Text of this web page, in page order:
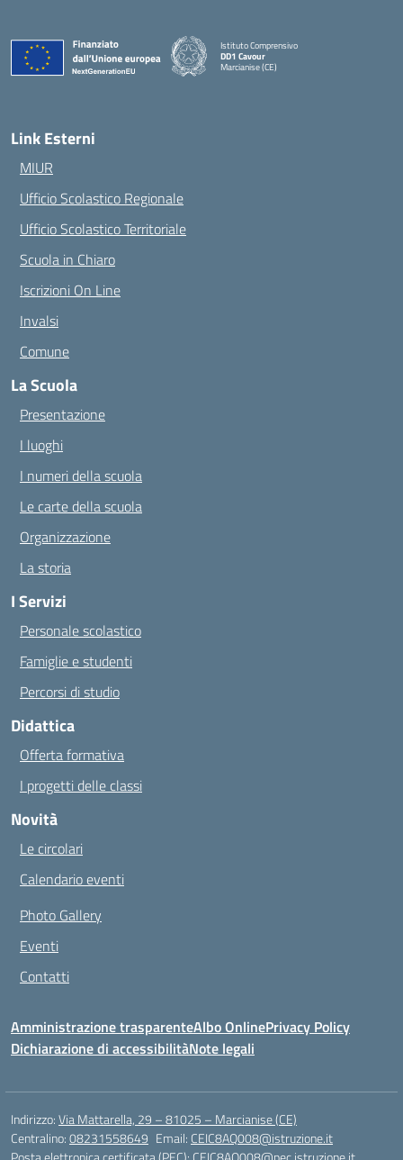
Istituto Comprensivo
DD1 Cavour
Marcianise (CE)
Link Esterni
MIUR
Ufficio Scolastico Regionale
Ufficio Scolastico Territoriale
Scuola in Chiaro
Iscrizioni On Line
Invalsi
Comune
La Scuola
Presentazione
I luoghi
I numeri della scuola
Le carte della scuola
Organizzazione
La storia
I Servizi
Personale scolastico
Famiglie e studenti
Percorsi di studio
Didattica
Offerta formativa
I progetti delle classi
Novità
Le circolari
Calendario eventi
Photo Gallery
Eventi
Contatti
Amministrazione trasparenteAlbo OnlinePrivacy Policy
Dichiarazione di accessibilitàNote legali
Indirizzo:Via Mattarella, 29 – 81025 – Marcianise (CE)
Centralino:08231558649 Email: CEIC8AQ008@istruzione.it